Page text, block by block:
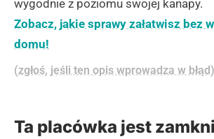
wygodnie z poziomu swojej kanapy.
Zobacz, jakie sprawy załatwisz bez
domu!
(zgłoś, jeśli ten opis wprowadza w błąd)
Ta placówka jest